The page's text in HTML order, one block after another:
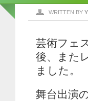
WRITTEN BY
芸術フェ
後、また
ました。
舞台出演